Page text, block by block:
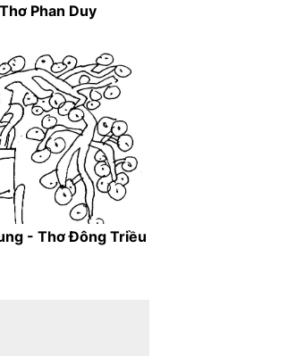
Phan Duy
- Thơ Đông Triều